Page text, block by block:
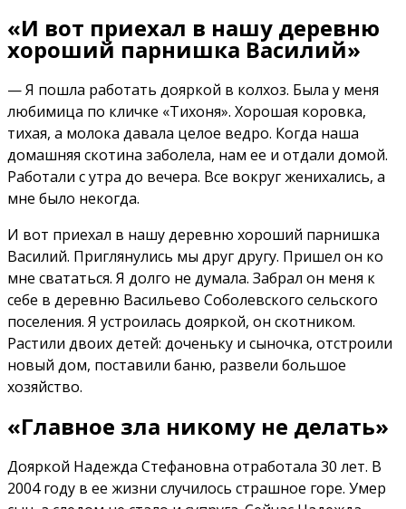
«И вот приехал в нашу деревню
хороший парнишка Василий»
— Я пошла работать дояркой в колхоз. Была у меня
любимица по кличке «Тихоня». Хорошая коровка,
тихая, а молока давала целое ведро. Когда наша
домашняя скотина заболела, нам ее и отдали домой.
Работали с утра до вечера. Все вокруг женихались, а
мне было некогда.
И вот приехал в нашу деревню хороший парнишка
Василий. Приглянулись мы друг другу. Пришел он ко
мне свататься. Я долго не думала. Забрал он меня к
себе в деревню Васильево Соболевского сельского
поселения. Я устроилась дояркой, он скотником.
Растили двоих детей: доченьку и сыночка, отстроили
новый дом, поставили баню, развели большое
хозяйство.
«Главное зла никому не делать»
Дояркой Надежда Стефановна отработала 30 лет. В
2004 году в ее жизни случилось страшное горе. Умер